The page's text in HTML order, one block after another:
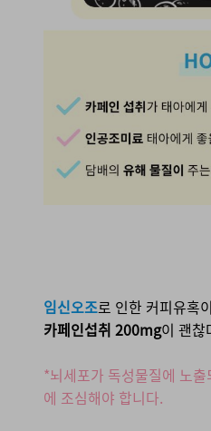
임신오조로 인한 커피유혹
카페인섭취 200mg이 괜찮
*뇌세포가 독성물질에 노
에 조심해야 합니다.